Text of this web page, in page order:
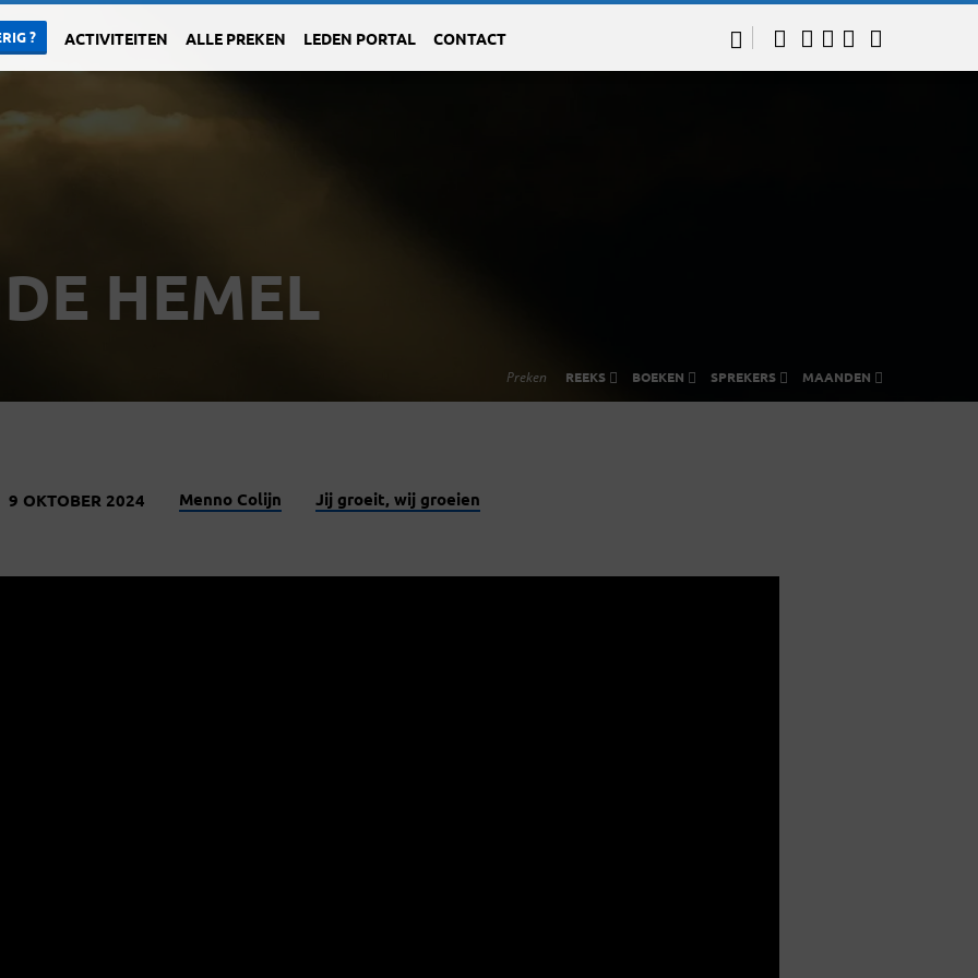
? ACTIVITEITEN ALLE PREKEN LEDEN PORTAL CONTACT
HEMEL
Preken REEKS BOEKEN SPREKERS MAANDEN
9 OKTOBER 2024 Menno Colijn Jij groeit, wij groeien